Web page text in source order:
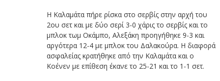
Η Καλαμάτα πήρε ρίσκα στο σερβίς στην αρχή του
2ου σετ και με δύο σερί 3-0 χάρις το σερβίς και το
μπλοκ τωμ Οκάμπο, Αλεξάκη προηγήθηκε 9-3 και
αργότερα 12-4 με μπλοκ του Δαλακούρα. Η διαφορά
ασφαλείας κρατήθηκε από την Καλαμάτα και ο
Κοένεν με επίθεση έκανε το 25-21 και το 1-1 σετ.